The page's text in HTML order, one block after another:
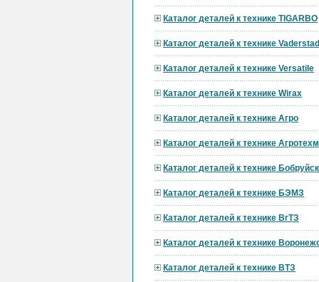
Каталог деталей к технике TIGARBO
Каталог деталей к технике Vaderstad
Каталог деталей к технике Versatile
Каталог деталей к технике Wirax
Каталог деталей к технике Агро
Каталог деталей к технике
Каталог деталей к технике
Каталог деталей к технике БЭМЗ
Каталог деталей к технике ВгТЗ
Каталог деталей к технике
Каталог деталей к технике ВТЗ